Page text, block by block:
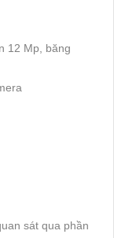
12 Mp, băng
sát qua phần